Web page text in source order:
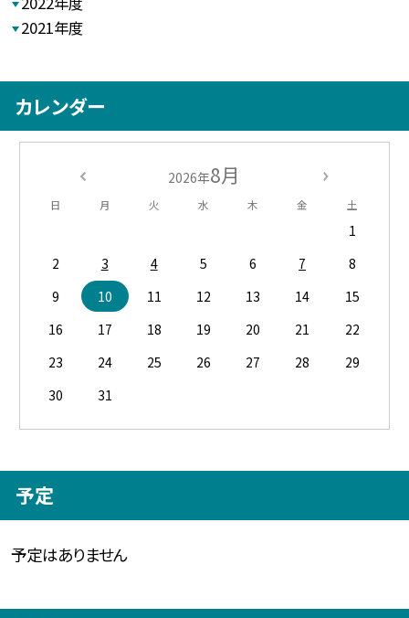
2021年度
カレンダー
2026年8月
日 月 火 水 木 金 土
1
2
3 4 5 6 7
8
9
10 11 12 13 14
15
16
17 18 19 20 21
22
23
24 25 26 27 28
29
30
31
予定
予定はありません